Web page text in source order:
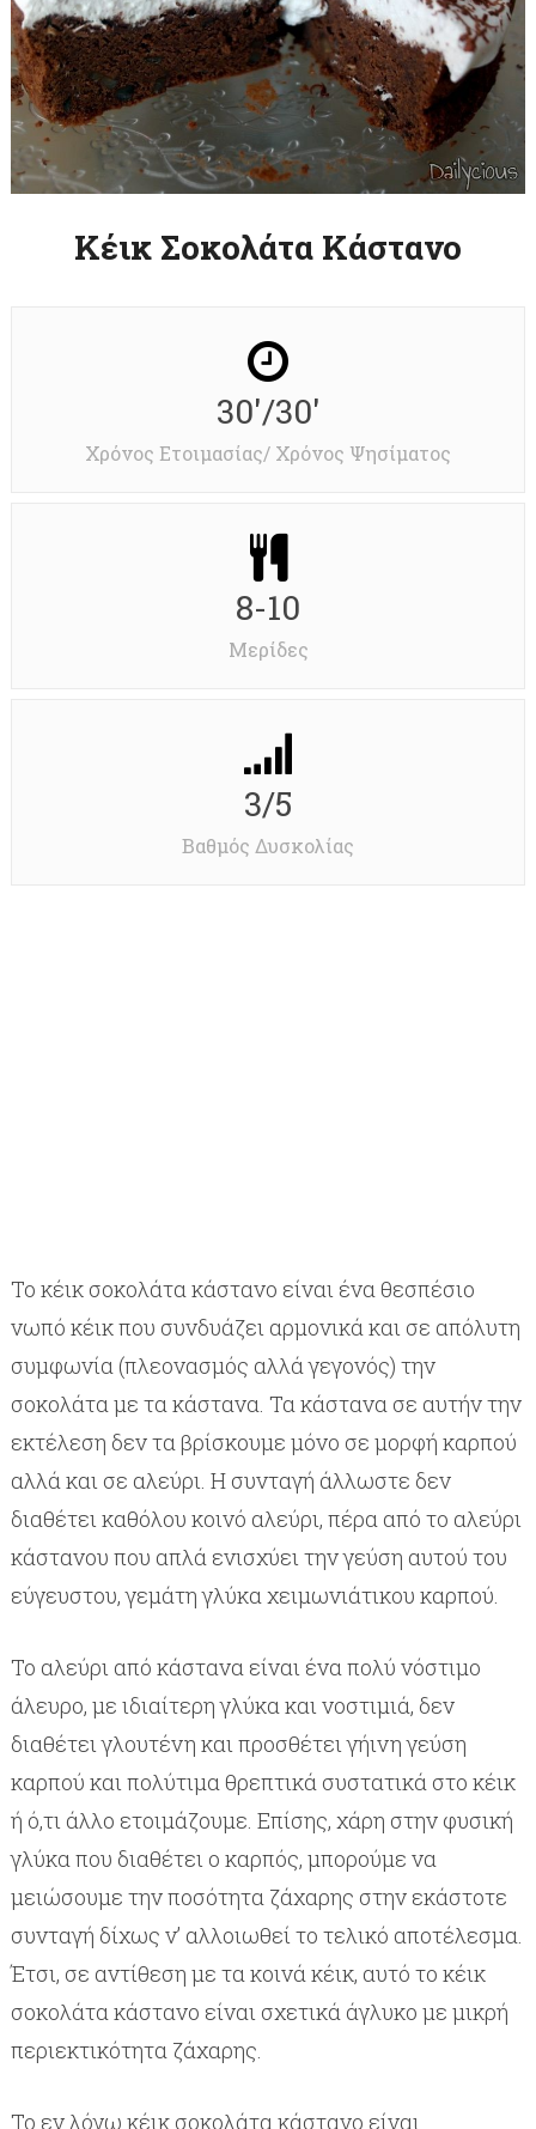
Κέικ Σοκολάτα Κάστανο
30'/30'
Χρόνος Ετοιμασίας/ Χρόνος Ψησίματος
8-10
Μερίδες
3/5
Βαθμός Δυσκολίας
Το κέικ σοκολάτα κάστανο είναι ένα θεσπέσιο
νωπό κέικ που συνδυάζει αρμονικά και σε απόλυτη
συμφωνία (πλεονασμός αλλά γεγονός) την
σοκολάτα με τα κάστανα. Τα κάστανα σε αυτήν την
εκτέλεση δεν τα βρίσκουμε μόνο σε μορφή καρπού
αλλά και σε αλεύρι. Η συνταγή άλλωστε δεν
διαθέτει καθόλου κοινό αλεύρι, πέρα από το αλεύρι
κάστανου που απλά ενισχύει την γεύση αυτού του
εύγευστου, γεμάτη γλύκα χειμωνιάτικου καρπού.
Το αλεύρι από κάστανα είναι ένα πολύ νόστιμο
άλευρο, με ιδιαίτερη γλύκα και νοστιμιά, δεν
διαθέτει γλουτένη και προσθέτει γήινη γεύση
καρπού και πολύτιμα θρεπτικά συστατικά στο κέικ
ή ό,τι άλλο ετοιμάζουμε. Επίσης, χάρη στην φυσική
γλύκα που διαθέτει ο καρπός, μπορούμε να
μειώσουμε την ποσότητα ζάχαρης στην εκάστοτε
συνταγή δίχως ν’ αλλοιωθεί το τελικό αποτέλεσμα.
Έτσι, σε αντίθεση με τα κοινά κέικ, αυτό το κέικ
σοκολάτα κάστανο είναι σχετικά άγλυκο με μικρή
περιεκτικότητα ζάχαρης.
Το εν λόγω κέικ σοκολάτα κάστανο είναι